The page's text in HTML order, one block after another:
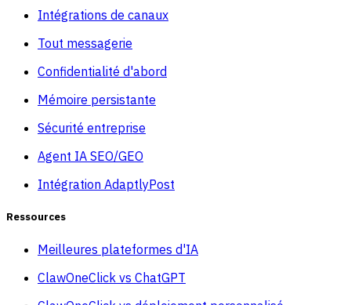
Intégrations de canaux
Tout messagerie
Confidentialité d'abord
Mémoire persistante
Sécurité entreprise
Agent IA SEO/GEO
Intégration AdaptlyPost
Ressources
Meilleures plateformes d'IA
ClawOneClick vs ChatGPT